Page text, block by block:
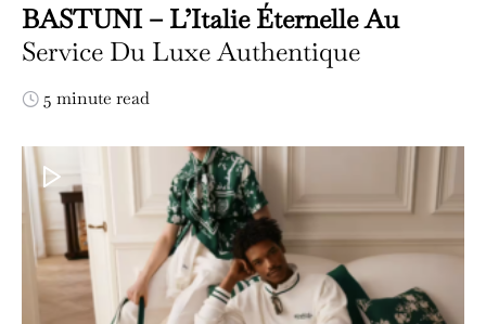
BASTUNI – L’Italie Éternelle Au
Service Du Luxe Authentique
5 minute read